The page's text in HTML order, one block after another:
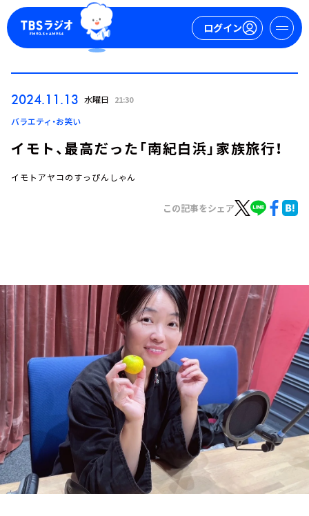
ログイン
ログイン
トピックス
TBS Podcast
お知らせ
イベント・グッズ
YouTube
会社情報
2024.11.13 水曜日 21:30
バラエティ・お笑い
イモト、最高だった「南紀白浜」家族旅行！
イモトアヤコのすっぴんしゃん
この記事をシェア